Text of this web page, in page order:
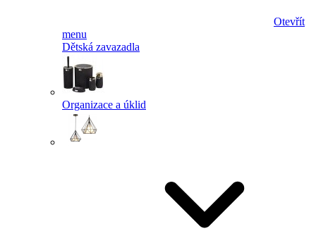
Otevřít
menu
Dětská zavazadla
Organizace a úklid